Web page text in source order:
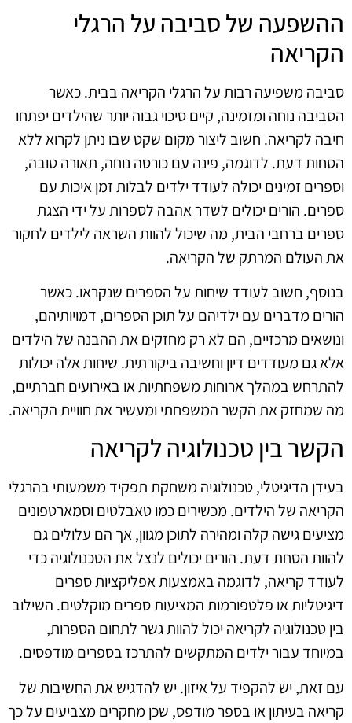
ההשפעה של סביבה על הרגלי
הקריאה
סביבה משפיעה רבות על הרגלי הקריאה בבית. כאשר
הסביבה נוחה ומזמינה, קיים סיכוי גבוה יותר שהילדים יפתחו
חיבה לקריאה. חשוב ליצור מקום שקט שבו ניתן לקרוא ללא
הסחות דעת. לדוגמה, פינה עם כורסה נוחה, תאורה טובה,
וספרים זמינים יכולה לעודד ילדים לבלות זמן איכות עם
ספרים. הורים יכולים לשדר אהבה לספרות על ידי הצגת
ספרים ברחבי הבית, מה שיכול להוות השראה לילדים לחקור
את העולם המרתק של הקריאה.
בנוסף, חשוב לעודד שיחות על הספרים שנקראו. כאשר
הורים מדברים עם ילדיהם על תוכן הספרים, דמויותיהם,
ונושאים מרכזיים, הם לא רק מחזקים את ההבנה של הילדים
אלא גם מעודדים דיון וחשיבה ביקורתית. שיחות אלה יכולות
להתרחש במהלך ארוחות משפחתיות או באירועים חברתיים,
מה שמחזק את הקשר המשפחתי ומעשיר את חוויית הקריאה.
הקשר בין טכנולוגיה לקריאה
בעידן הדיגיטלי, טכנולוגיה משחקת תפקיד משמעותי בהרגלי
הקריאה של הילדים. מכשירים כמו טאבלטים וסמארטפונים
מציעים גישה קלה ומהירה לתוכן מגוון, אך הם עלולים גם
להוות הסחת דעת. הורים יכולים לנצל את הטכנולוגיה כדי
לעודד קריאה, לדוגמה באמצעות אפליקציות ספרים
דיגיטליות או פלטפורמות המציעות ספרים מוקלטים. השילוב
בין טכנולוגיה לקריאה יכול להוות גשר לתחום הספרות,
במיוחד עבור ילדים המתקשים להתרכז בספרים מודפסים.
עם זאת, יש להקפיד על איזון. יש להדגיש את החשיבות של
קריאה בעיתון או בספר מודפס, שכן מחקרים מצביעים על כך